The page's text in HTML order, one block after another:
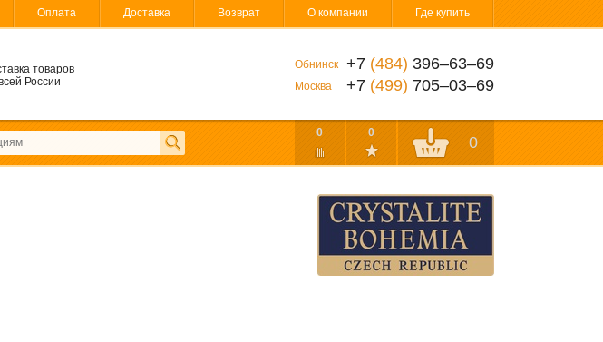
Оплата Доставка Возврат О компании Где купить
товаров
России
Обнинск +7 (484) 396‒63‒69
Москва +7 (499) 705‒03‒69
0 0
0